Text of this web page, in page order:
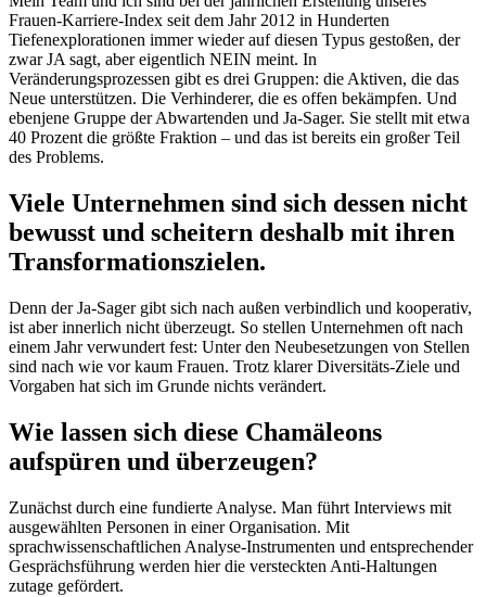
Frauen-Karriere-Index seit dem Jahr 2012 in Hunderten
Tiefenexplorationen immer wieder auf diesen Typus gestoßen, der
zwar JA sagt, aber eigentlich NEIN meint. In
Veränderungsprozessen gibt es drei Gruppen: die Aktiven, die das
Neue unterstützen. Die Verhinderer, die es offen bekämpfen. Und
ebenjene Gruppe der Abwartenden und Ja-Sager. Sie stellt mit etwa
40 Prozent die größte Fraktion – und das ist bereits ein großer Teil
des Problems.
Viele Unternehmen sind sich dessen nicht
bewusst und scheitern deshalb mit ihren
Transformationszielen.
Denn der Ja-Sager gibt sich nach außen verbindlich und kooperativ,
ist aber innerlich nicht überzeugt. So stellen Unternehmen oft nach
einem Jahr verwundert fest: Unter den Neubesetzungen von Stellen
sind nach wie vor kaum Frauen. Trotz klarer Diversitäts-Ziele und
Vorgaben hat sich im Grunde nichts verändert.
Wie lassen sich diese Chamäleons
aufspüren und überzeugen?
Zunächst durch eine fundierte Analyse. Man führt Interviews mit
ausgewählten Personen in einer Organisation. Mit
sprachwissenschaftlichen Analyse-Instrumenten und entsprechender
Gesprächsführung werden hier die versteckten Anti-Haltungen
zutage gefördert.